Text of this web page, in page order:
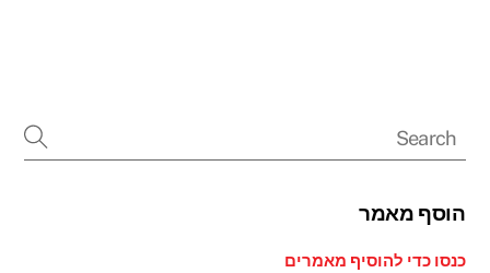
הוסף מאמר
כנסו כדי להוסיף מאמרים